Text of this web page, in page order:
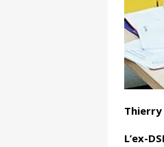
L’ex-